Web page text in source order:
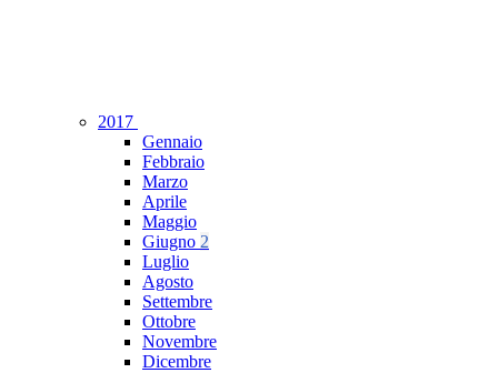
2017
Gennaio
Febbraio
Marzo
Aprile
Maggio
Giugno 2
Luglio
Agosto
Settembre
Ottobre
Novembre
Dicembre